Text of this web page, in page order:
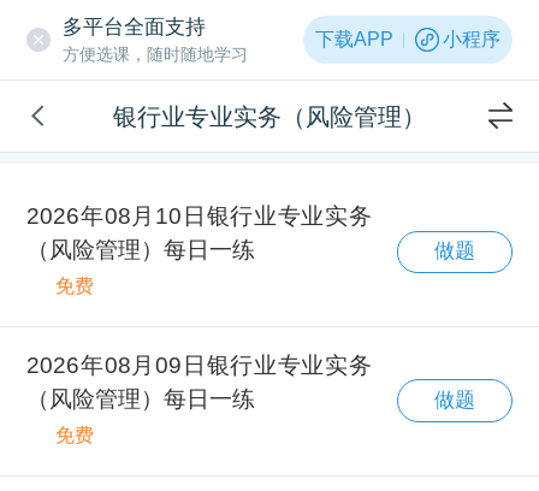
多平台全面支持
方便选课，随时随地学习
下载APP 小程序
银行业专业实务（风险管理）
2026年08月10日银行业专业实务
（风险管理）每日一练
免费
做题
2026年08月09日银行业专业实务
（风险管理）每日一练
免费
做题